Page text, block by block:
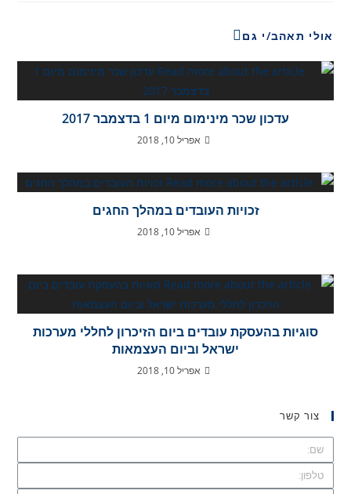
אולי תאהב/י גם
עדכון שכר מינימום מיום 1 בדצמבר 2017
אפריל 10, 2018
זכויות העובדים במהלך החגים
אפריל 10, 2018
סוגיות בהעסקת עובדים ביום הזיכרון לחללי מערכות
ישראל וביום העצמאות
אפריל 10, 2018
צור קשר